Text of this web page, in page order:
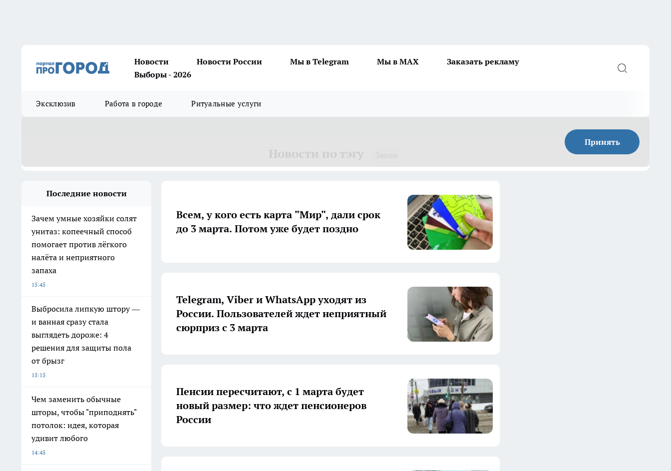
Новости Новости России Мы в Telegram Мы в MAX
Заказать рекламу
Выборы - 2026
Эксклюзив Работа в городе Ритуальные услуги
Принять
Последние новости
Зачем умные хозяйки солят
унитаз: копеечный способ
помогает против лёгкого
налёта и неприятного
запаха
15:45
Выбросила липкую штору —
и ванная сразу стала
выглядеть дороже: 4
решения для защиты пола
от брызг
15:15
Чем заменить обычные
шторы, чтобы "приподнять"
потолок: идея, которая
удивит любого
14:45
Всем, у кого есть карта "Мир", дали срок
до 3 марта. Потом уже будет поздно
Telegram, Viber и WhatsApp уходят из
России. Пользователей ждет неприятный
сюрприз с 3 марта
Пенсии пересчитают, с 1 марта будет
новый размер: что ждет пенсионеров
России